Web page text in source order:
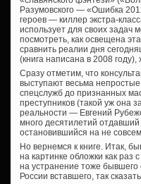
Разумовского — «Ошибка
героев — киллер экстра-
использует для своих задач
посмотреть, как освещена
сравнить реалии дня
(книга написана в 2008
Сразу отметим, что
выступают весьма
спецслужб до признанных
преступников (такой уж она
реальности — Евгений
много десятилетий отдавший
остановившийся на не
Но вернемся к книге. Итак,
на картинке обложки как раз
на устранение тоже
России вставшего, так